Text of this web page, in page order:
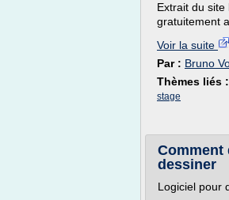
Extrait du
gratuitement
Voir la suite
Par : Bruno
Thèmes liés :
stage
Comment
dessiner
Logiciel pour